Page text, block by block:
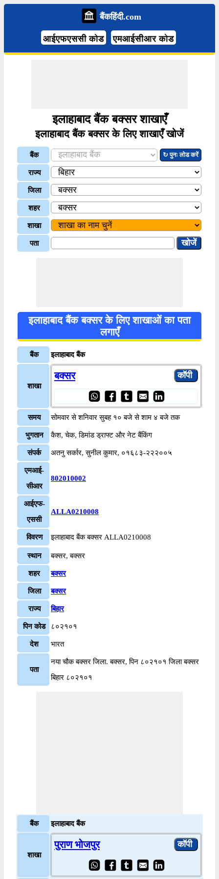
बैंकहिंदी.com
आईएफएससी कोड एमआईसीआर कोड
इलाहाबाद बैंक बक्सर शाखाएँ
इलाहाबाद बैंक बक्सर के लिए शाखाएँ खोजें
बैंक ↻ पुनः लोड करें
राज्य
जिला
शहर
शाखा
पता
इलाहाबाद बैंक बक्सर के लिए शाखाओं का पता
लगाएँ
बैंक इलाहाबाद बैंक
शाखा
बक्सर
समय सोमवार से शनिवार सुबह १० बजे से शाम ४ बजे तक
भुगतान कैश, चेक, डिमांड ड्राफ्ट और नेट बैंकिंग
संपर्क अतनु सर्कार, सुनील कुमार, ०१६८३-२२२००५
एमआई-
सीआर
802010002
आईएफ-
एससी
ALLA0210008
विवरण इलाहाबाद बैंक बक्सर ALLA0210008
स्थान बक्सर, बक्सर
शहर बक्सर
जिला बक्सर
राज्य बिहार
पिन कोड ८०२१०१
देश भारत
पता
नया चौक बक्सर जिला. बक्सर, पिन ८०२१०१ जिला बक्सर
बिहार ८०२१०१
बैंक इलाहाबाद बैंक
शाखा
पुराण भोजपुर